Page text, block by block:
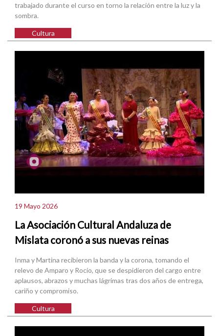
trabajado durante el curso en torno la relación entre la luz y la
sombra.
Cultura
19 Mayo 2026
La Asociación Cultural Andaluza de
Mislata coronó a sus nuevas reinas
Inma y Martina recibieron la banda y la corona, tomando el
relevo de Amparo y Rocío, que se despidieron del cargo entre
aplausos, abrazos y muchas lágrimas tras dos años de entrega,
cariño y compromiso.
Cultura